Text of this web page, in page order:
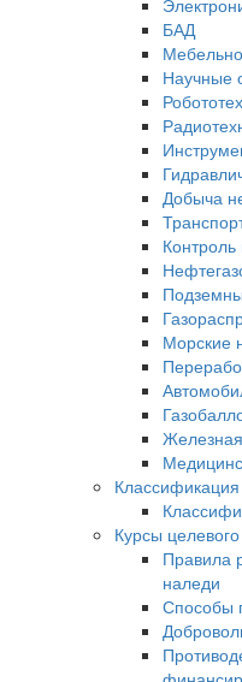
БАД
Научные
Добыча
Контроль
Морские
Курсы
Правила
наледи
Способы